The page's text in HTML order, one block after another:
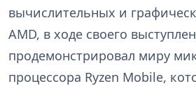
вычислительных и
AMD, в ходе своего
продемонстрировал миру
процессора Ryzen Mobile,